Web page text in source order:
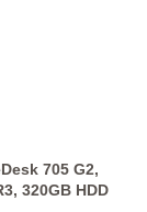
705 G2,
320GB HDD